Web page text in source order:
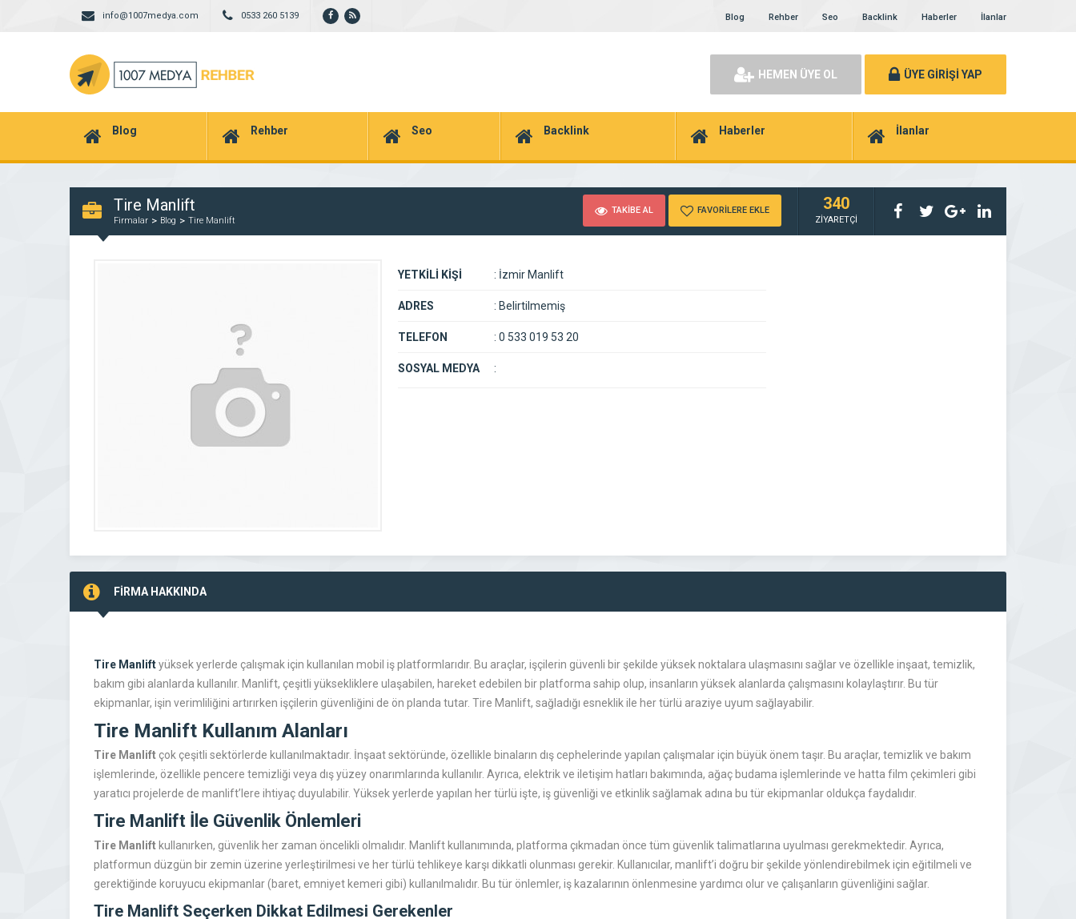
info@1007medya.com 0533 260 5139 Blog Rehber Seo Backlink Haberler İlanlar
HEMEN ÜYE OL ÜYE GİRİŞİ YAP
Blog Rehber Seo Backlink Haberler İlanlar
Tire Manlift
Firmalar Blog Tire Manlift
TAKİBE AL FAVORİLERE EKLE 340
ZİYARETÇİ
YETKİLİ KİŞİ : İzmir Manlift
ADRES : Belirtilmemiş
TELEFON : 0 533 019 53 20
SOSYAL MEDYA :
FİRMA HAKKINDA
Tire Manliftyüksek yerlerde çalışmak için kullanılan mobil iş platformlarıdır. Bu araçlar, işçilerin güvenli bir şekilde yüksek noktalara ulaşmasını sağlar ve özellikle inşaat, temizlik,
bakım gibi alanlarda kullanılır. Manlift, çeşitli yüksekliklere ulaşabilen, hareket edebilen bir platforma sahip olup, insanların yüksek alanlarda çalışmasını kolaylaştırır. Bu tür
ekipmanlar, işin verimliliğini artırırken işçilerin güvenliğini de ön planda tutar. Tire Manlift, sağladığı esneklik ile her türlü araziye uyum sağlayabilir.
Tire Manlift Kullanım Alanları
Tire Manlift çok çeşitli sektörlerde kullanılmaktadır. İnşaat sektöründe, özellikle binaların dış cephelerinde yapılan çalışmalar için büyük önem taşır. Bu araçlar, temizlik ve bakım
işlemlerinde, özellikle pencere temizliği veya dış yüzey onarımlarında kullanılır. Ayrıca, elektrik ve iletişim hatları bakımında, ağaç budama işlemlerinde ve hatta film çekimleri gibi
yaratıcı projelerde de manlift’lere ihtiyaç duyulabilir. Yüksek yerlerde yapılan her türlü işte, iş güvenliği ve etkinlik sağlamak adına bu tür ekipmanlar oldukça faydalıdır.
Tire Manlift İle Güvenlik Önlemleri
Tire Manlift kullanırken, güvenlik her zaman öncelikli olmalıdır. Manlift kullanımında, platforma çıkmadan önce tüm güvenlik talimatlarına uyulması gerekmektedir. Ayrıca,
platformun düzgün bir zemin üzerine yerleştirilmesi ve her türlü tehlikeye karşı dikkatli olunması gerekir. Kullanıcılar, manlift’i doğru bir şekilde yönlendirebilmek için eğitilmeli ve
gerektiğinde koruyucu ekipmanlar (baret, emniyet kemeri gibi) kullanılmalıdır. Bu tür önlemler, iş kazalarının önlenmesine yardımcı olur ve çalışanların güvenliğini sağlar.
Tire Manlift Seçerken Dikkat Edilmesi Gerekenler